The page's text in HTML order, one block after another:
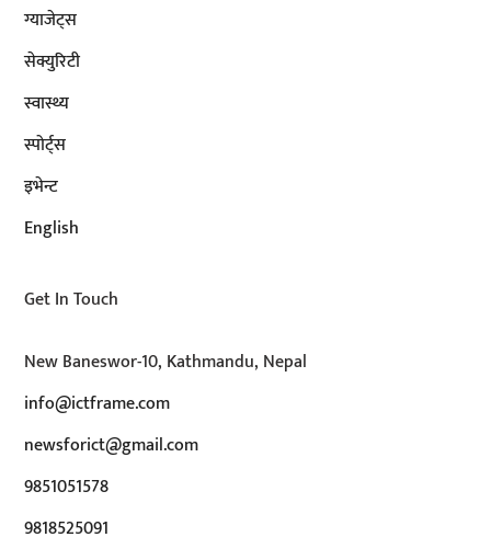
ग्याजेट्स
सेक्युरिटी
स्वास्थ्य
स्पोर्ट्स
इभेन्ट
English
Get In Touch
New Baneswor-10, Kathmandu, Nepal
info@ictframe.com
newsforict@gmail.com
9851051578
9818525091